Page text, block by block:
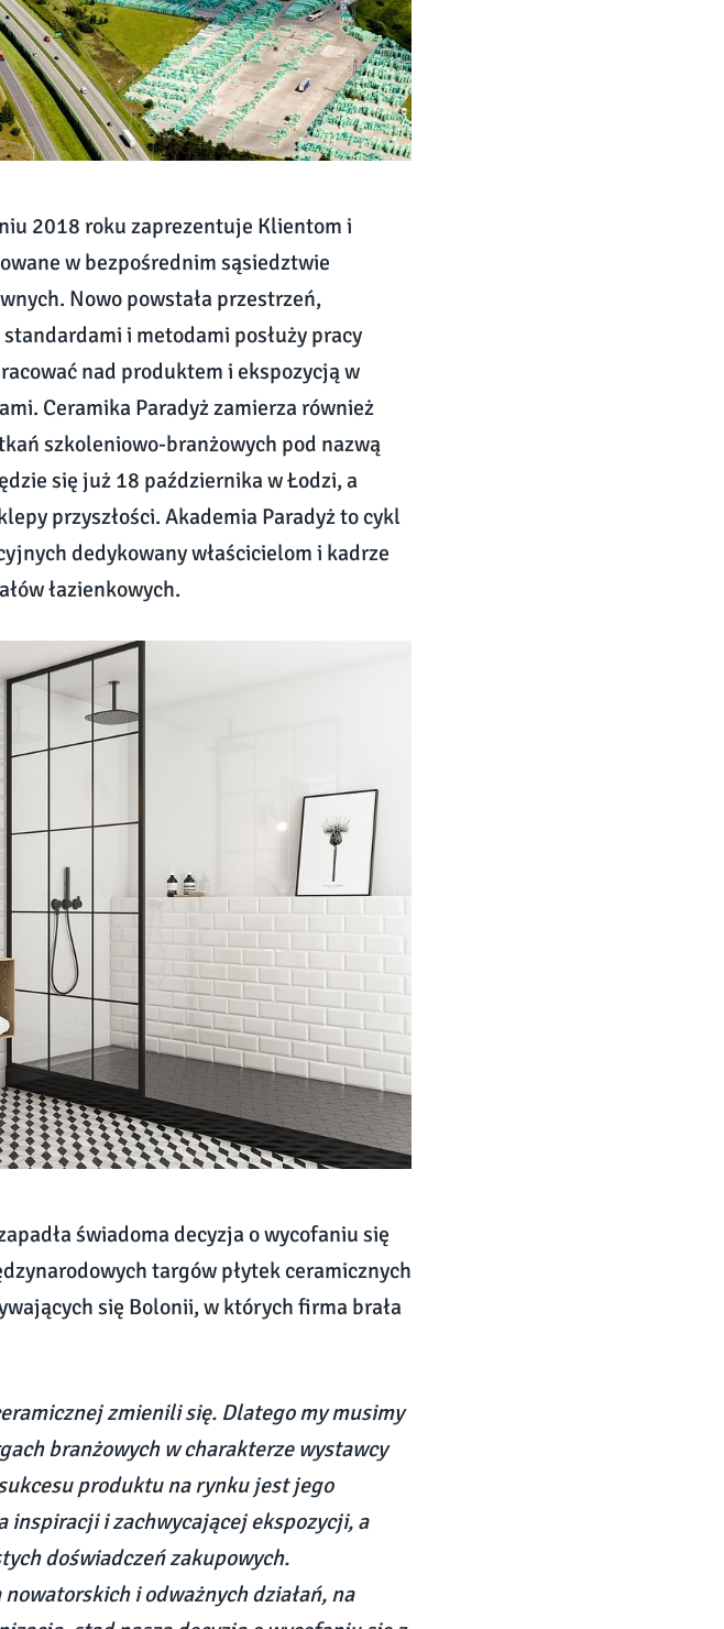
2018 roku zaprezentuje Klientom i
w bezpośrednim sąsiedztwie
Nowo powstała przestrzeń,
i metodami posłuży pracy
nad produktem i ekspozycją w
Ceramika Paradyż zamierza również
szkoleniowo-branżowych pod nazwą
się już 18 października w Łodzi, a
przyszłości. Akademia Paradyż to cykl
dedykowany właścicielom i kadrze
łazienkowych.
świadoma decyzja o wycofaniu się
targów płytek ceramicznych
się Bolonii, w których firma brała
zmienili się. Dlatego my musimy
branżowych w charakterze wystawcy
produktu na rynku jest jego
inspiracji i zachwycającej ekspozycji, a
doświadczeń zakupowych.
i odważnych działań, na